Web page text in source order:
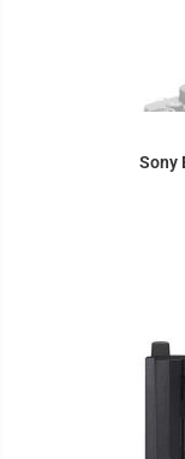
Sony